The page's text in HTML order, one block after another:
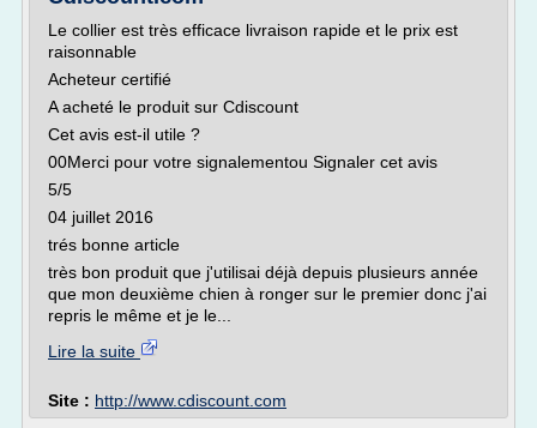
Le collier est très efficace livraison rapide et le prix est
raisonnable
Acheteur certifié
A acheté le produit sur Cdiscount
Cet avis est-il utile ?
00Merci pour votre signalementou Signaler cet avis
5/5
04 juillet 2016
trés bonne article
très bon produit que j'utilisai déjà depuis plusieurs année
que mon deuxième chien à ronger sur le premier donc j'ai
repris le même et je le...
Lire la suite
Site : http://www.cdiscount.com